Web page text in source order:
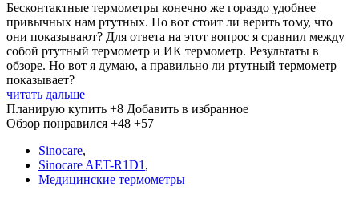
Бесконтактные термометры конечно же гораздо удобнее
привычных нам ртутных. Но вот стоит ли верить тому, что
они показывают? Для ответа на этот вопрос я сравнил между
собой ртутный термометр и ИК термометр. Результаты в
обзоре. Но вот я думаю, а правильно ли ртутный термометр
показывает?
читать дальше
Планирую купить +8 Добавить в избранное
Обзор понравился +48 +57
Sinocare,
Sinocare AET-R1D1 ,
Медицинские термометры